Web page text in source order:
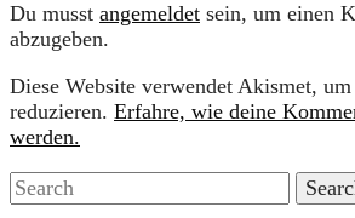
Du musst angemeldet sein, um einen
abzugeben.
Diese Website verwendet Akismet,
reduzieren. Erfahre, wie deine
werden.